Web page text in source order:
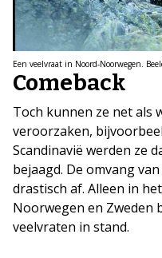
Een veelvraat in Noord-Noorwegen.
Comeback
Toch kunnen ze net als
veroorzaken,
Scandinavië werden ze
bejaagd. De omvang
drastisch af. Alleen in
Noorwegen en Zweden
veelvraten in stand.